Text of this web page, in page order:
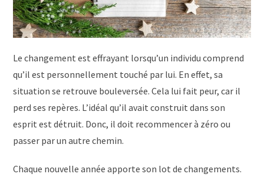
Le changement est effrayant lorsqu’un individu comprend
qu’il est personnellement touché par lui. En effet, sa
situation se retrouve bouleversée. Cela lui fait peur, car il
perd ses repères. L’idéal qu’il avait construit dans son
esprit est détruit. Donc, il doit recommencer à zéro ou
passer par un autre chemin.
Chaque nouvelle année apporte son lot de changements.